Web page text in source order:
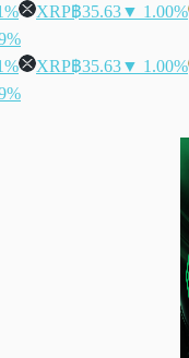
XRP฿35.63▼ 1.00%
XRP฿35.63▼ 1.00%